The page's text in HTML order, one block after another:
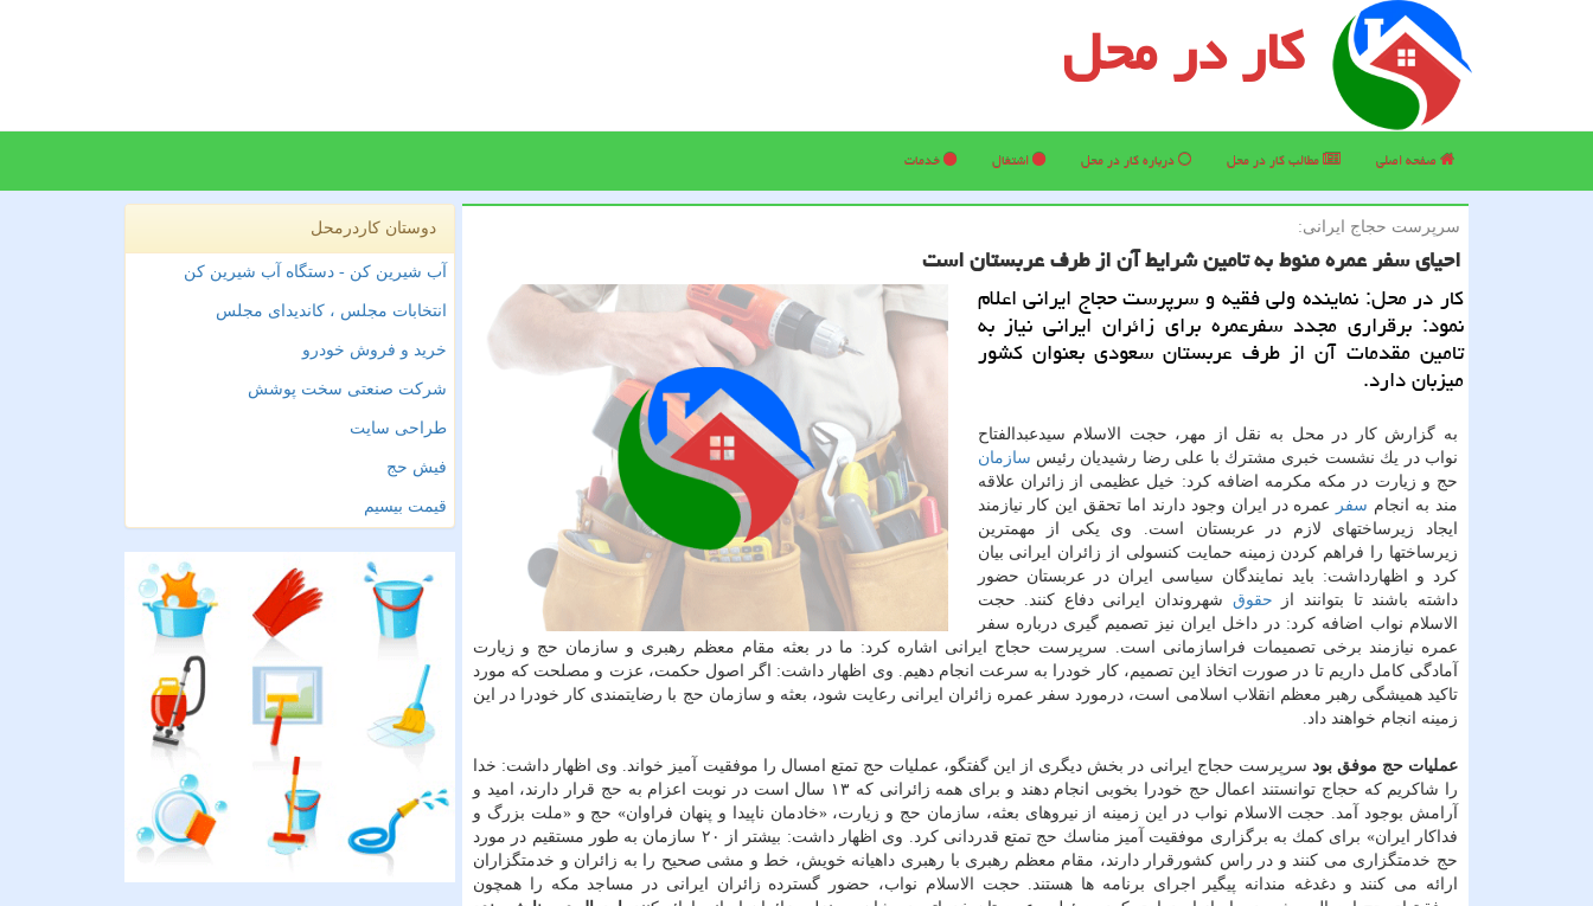
کار در محل
صفحه اصلی مطالب كار در محل درباره كار در محل اشتغال خدمات
سرپرست حجاج ایرانی:
احیای سفر عمره منوط به تامین شرایط آن از طرف عربستان است
كار در محل: نماینده ولی فقیه و سرپرست حجاج ایرانی اعلام
نمود: برقراری مجدد سفرعمره برای زائران ایرانی نیاز به
تامین مقدمات آن از طرف عربستان سعودی بعنوان كشور
میزبان دارد.
به گزارش كار در محل به نقل از مهر، حجت الاسلام سیدعبدالفتاح
نواب در یك نشست خبری مشترك با علی رضا رشیدیان رئیس سازمان
حج و زیارت در مكه مكرمه اضافه كرد: خیل عظیمی از زائران علاقه
مند به انجام سفر
عمره در ایران وجود دارند اما تحقق این كار نیازمند
ایجاد زیرساختهای لازم در عربستان است. وی یكی از مهمترین
زیرساختها را فراهم كردن زمینه حمایت كنسولی از زائران ایرانی بیان
كرد و اظهارداشت: باید نمایندگان سیاسی ایران در عربستان حضور
داشته باشند تا بتوانند از حقوق شهروندان ایرانی دفاع كنند. حجت
الاسلام نواب اضافه كرد: در داخل ایران نیز تصمیم گیری درباره سفر
عمره نیازمند برخی تصمیمات فراسازمانی است. سرپرست حجاج ایرانی اشاره كرد: ما در بعثه مقام معظم رهبری و سازمان حج و زیارت
آمادگی كامل داریم تا در صورت اتخاذ این تصمیم، كار خودرا به سرعت انجام دهیم. وی اظهار داشت: اگر اصول حكمت، عزت و مصلحت كه مورد
تاكید همیشگی رهبر معظم انقلاب اسلامی است، درمورد سفر عمره زائران ایرانی رعایت شود، بعثه و سازمان حج با رضایتمندی كار خودرا در این
زمینه انجام خواهند داد.
عملیات حج موفق بود سرپرست حجاج ایرانی در بخش دیگری از این گفتگو، عملیات حج تمتع امسال را موفقیت آمیز خواند. وی اظهار داشت: خدا
را شاكریم كه حجاج توانستند اعمال حج خودرا بخوبی انجام دهند و برای همه زائرانی كه ۱۳ سال است در نوبت اعزام به حج قرار دارند، امید و
آرامش بوجود آمد. حجت الاسلام نواب در این زمینه از نیروهای بعثه، سازمان حج و زیارت، «خادمان ناپیدا و پنهان فراوان» حج و «ملت بزرگ و
فداكار ایران» برای كمك به برگزاری موفقیت آمیز مناسك حج تمتع قدردانی كرد. وی اظهار داشت: بیشتر از ۲۰ سازمان به طور مستقیم در مورد
حج خدمتگزاری می كنند و در راس كشورقرار دارند، مقام معظم رهبری با رهبری داهیانه خویش، خط و مشی صحیح را به زائران و خدمتگزاران
ارائه می كنند و دغدغه مندانه پیگیر اجرای برنامه ها هستند. حجت الاسلام نواب، حضور گسترده زائران ایرانی در مساجد مكه را همچون
دوستان کاردرمحل
آب شیرین کن - دستگاه آب شیرین کن
انتخابات مجلس ، کاندیدای مجلس
خرید و فروش خودرو
شرکت صنعتی سخت پوشش
طراحی سایت
فیش حج
قیمت بیسیم